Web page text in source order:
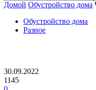
Домой Обустройство дома
Обустройство дома
Разное
30.09.2022
1145